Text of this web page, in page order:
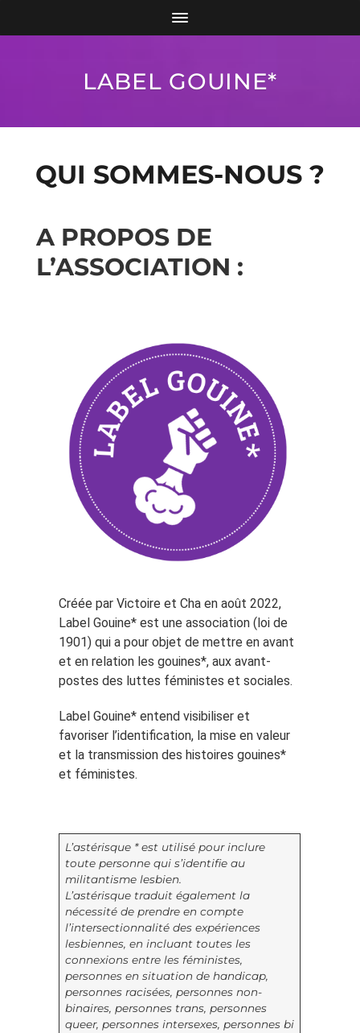
LABEL GOUINE*
QUI SOMMES-NOUS ?
A PROPOS DE
L’ASSOCIATION :
Créée par Victoire et Cha en août 2022,
Label Gouine* est une association (loi de
1901) qui a pour objet de mettre en avant
et en relation les gouines*, aux avant-
postes des luttes féministes et sociales.
Label Gouine* entend visibiliser et
favoriser l’identification, la mise en valeur
et la transmission des histoires gouines*
et féministes.
L’astérisque * est utilisé pour inclure
toute personne qui s’identifie au
militantisme lesbien.
L’astérisque traduit également la
nécessité de prendre en compte
l’intersectionnalité des expériences
lesbiennes, en incluant toutes les
connexions entre les féministes,
personnes en situation de handicap,
personnes racisées, personnes non-
binaires, personnes trans, personnes
queer, personnes intersexes, personnes bi